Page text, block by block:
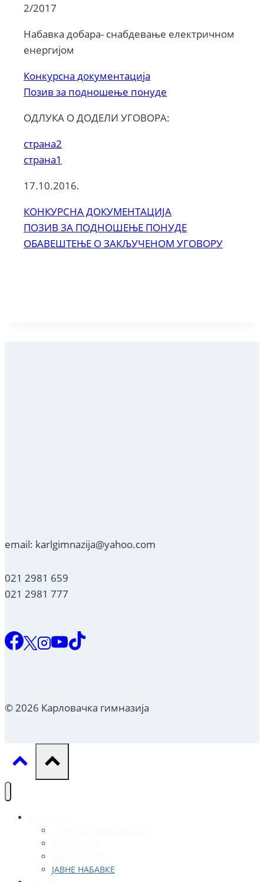
2/2017
Набавка добара- снабдевање електричном
енергијом
Конкурсна документација
Позив за подношење понуде
ОДЛУКА О ДОДЕЛИ УГОВОРА:
страна2
страна1
17.10.2016.
КОНКУРСНА ДОКУМЕНТАЦИЈА
ПОЗИВ ЗА ПОДНОШЕЊЕ ПОНУДЕ
ОБАВЕШТЕЊЕ О ЗАКЉУЧЕНОМ УГОВОРУ
email: karlgimnazija@yahoo.com
021 2981 659
021 2981 777
© 2026 Карловачка гимназија
ЈАВНЕ НАБАВКЕ